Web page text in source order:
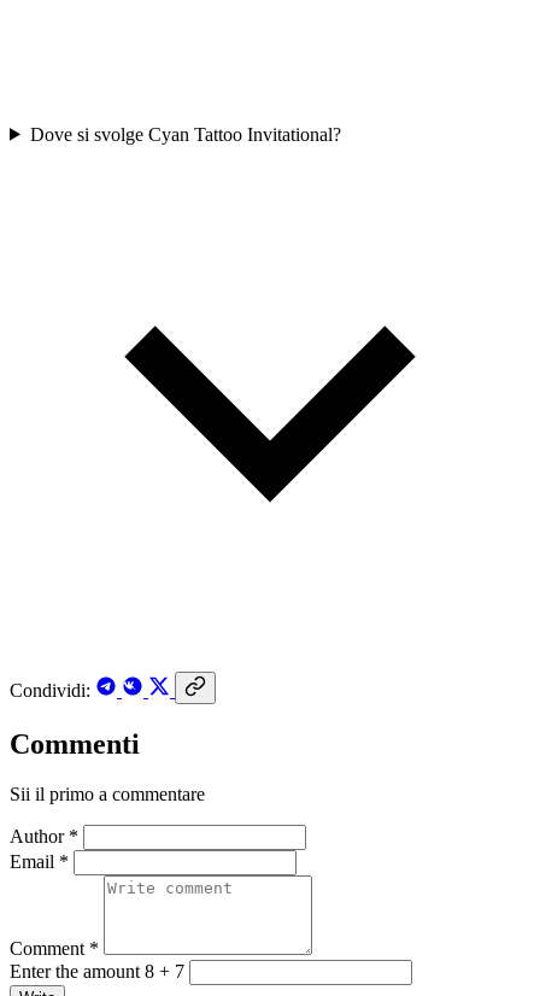
Dove si svolge Cyan Tattoo Invitational?
Condividi:
Commenti
Sii il primo a commentare
Author *
Email *
Comment *
Enter the amount 8 + 7